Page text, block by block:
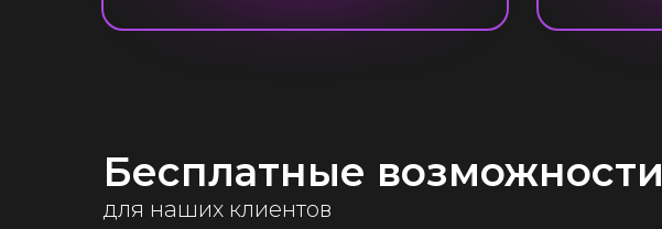
для наших клиентов
Бесплатные возможности